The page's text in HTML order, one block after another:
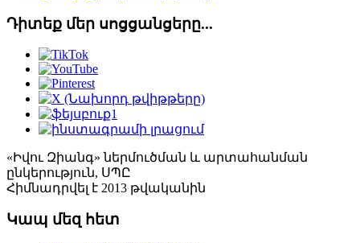
Դիտեք մեր սոցցանցերը...
«Իվու Զիանգ» ներմուծման և արտահանման
ընկերություն, ՍՊԸ
Հիմնադրվել է 2013 թվականին
Կապ մեզ հետ